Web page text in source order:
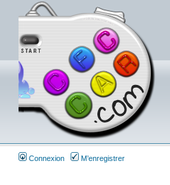
Connexion M’enregistrer